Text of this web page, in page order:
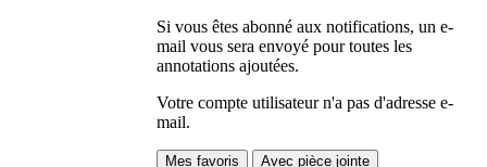
Si vous êtes abonné aux notifications, un e-
mail vous sera envoyé pour toutes les
annotations ajoutées.
Votre compte utilisateur n'a pas d'adresse e-
mail.
Mes favoris
Avec pièce jointe